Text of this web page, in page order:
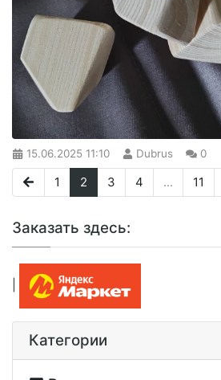
15.06.2025 11:10 Dubrus 0
1 2 3 4 ... 11
Заказать здесь:
Категории